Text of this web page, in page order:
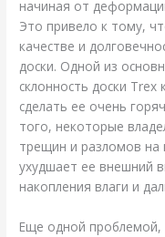
начиная от
Это привело к тому,
качестве и
доски. Одной из
склонность доски
сделать ее очень
того, некоторые
трещин и разломов на
ухудшает ее внешний
накопления влаги и
Еще одной проблемой,